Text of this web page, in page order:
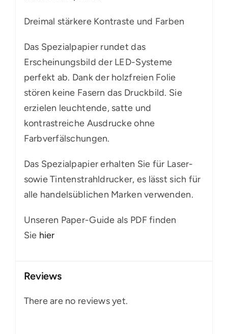
Dreimal stärkere Kontraste und Farben
Das Spezialpapier rundet das
Erscheinungsbild der LED-Systeme
perfekt ab. Dank der holzfreien Folie
stören keine Fasern das Druckbild. Sie
erzielen leuchtende, satte und
kontrastreiche Ausdrucke ohne
Farbverfälschungen.
Das Spezialpapier erhalten Sie für Laser-
sowie Tintenstrahldrucker, es lässt sich für
alle handelsüblichen Marken verwenden.
Unseren Paper-Guide als PDF finden
Sie hier
Reviews
There are no reviews yet.